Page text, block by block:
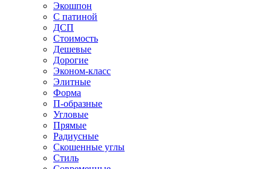
Экошпон
С патиной
ДСП
Стоимость
Дешевые
Дорогие
Эконом-класс
Элитные
Форма
П-образные
Угловые
Прямые
Радиусные
Скошенные углы
Стиль